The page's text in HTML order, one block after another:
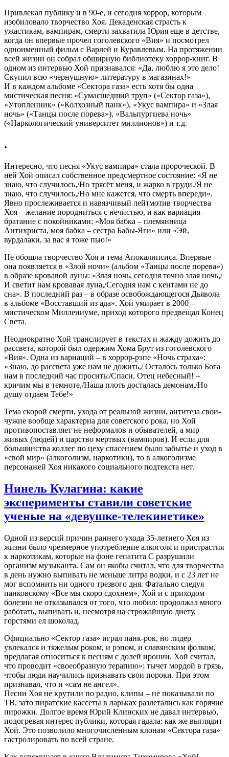
Привлекал публику и в 90-е, и сегодня хоррор, которым
изобиловало творчество Хоя. Декаденская страсть к
ужастикам, вампирам, смерти захватила Юрия еще в детстве,
когда он впервые прочел гоголевского «Вия» и посмотрел
одноименный фильм с Варлей и Куравлевым. На протяжении
всей жизни он собрал обширную библиотеку хоррор-книг. В
одном из интервью Хой признавался: «Да, люблю я это дело!
Скупил всю «чернушную» литературу в магазинах!»
И в каждом альбоме «Сектора газа» есть хотя бы одна
мистическая песня: «Сумасшедший труп» («Сектор газа»),
«Утопленник» («Колхозный панк»), «Укус вампира» и «Злая
ночь» («Танцы после порева»), «Вальпургиева ночь»
(«Наркологический университет миллионов») и т.д.
.
Интересно, что песня «Укус вампира» стала пророческой. В
ней Хой описал собственное предсмертное состояние: «Я не
знаю, что случилось,/Но трясёт меня, и жарко в груди./Я не
знаю, что случилось,/Но мне кажется, что смерть впереди».
Явно прослеживается и навязчивый лейтмотив творчества
Хоя – желание породниться с нечистью, и как вариация –
братание с покойниками: «Моя бабка – племянница
Антихриста, моя бабка – сестра Бабы-Яги» или «Эй,
вурдалаки, за вас я тоже пью!»
Не обошла творчество Хоя и тема Апокалипсиса. Впервые
она появляется в «Злой ночи» (альбом «Танцы после порева»)
в образе кровавой луны: «Злая ночь, сегодня точно злая ночь,/
И светит нам кровавая луна,/Сегодня нам с кентами не до
сна». В последний раз – в образе освобождающегося Дьявола
в альбоме «Восставший из ада». Хой умирает в 2000 –
мистическом Миллениуме, приход которого предвещал Конец
Света.
Неоднократно Хой транслирует в текстах и жажду дожить до
рассвета, которой был одержим Хома Брут из гоголевского
«Вия». Одна из вариаций – в хоррор-рэпе «Ночь страха»:
«Знаю, до рассвета уже нам не дожить,/ Осталось только Бога
нам в последний час просить:/Спаси, Отец небесный! –
кричим мы в темноте,/Наша плоть досталась демонам,/Но
душу отдаем Тебе!»
Тема скорой смерти, ухода от реальной жизни, антитеза свои-
чужие вообще характерна для советского рока, но Хой
противопоставляет не неформалов и обывателей, а мир
живых (людей) и царство мертвых (вампиров). И если для
большинства коллег по цеху спасением было забытье и уход в
«свой мир» (алкоголизм, наркотики), то в алкоголизме
персонажей Хоя никакого социального подтекста нет.
Нинель Кулагина: какие
эксперименты ставили советские
ученые на «девушке-телекинетике»
Одной из версий причин раннего ухода 35-летнего Хоя из
жизни было чрезмерное употребление алкоголя и пристрастия
к наркотикам, которые на фоне гепатита С разрушили
организм музыканта. Сам он якобы считал, что для творчества
в день нужно выпивать не меньше литра водки, и с 23 лет не
мог вспомнить ни одного трезвого дня. Фатально следуя
панковскому «Все мы скоро сдохнем», Хой и с приходом
болезни не отказывался от того, что любил: продолжал много
работать, выпивать и, несмотря на строжайшую диету,
горстями ел шоколад.
Официально «Сектор газа» играл панк-рок, но лидер
увлекался и тяжелым роком, и рэпом, и славянским фолком,
предлагая относиться к песням с долей иронии. Хой считал,
что проводит «своеобразную терапию»: тычет мордой в грязь,
чтобы люди научились признавать свои пороки. При этом
признавал, что и «сам не ангел».
Песни Хоя не крутили по радио, клипы – не показывали по
ТВ, зато пиратские кассеты в ларьках разлетались как горячие
пирожки. Долгое время Юрий Клинских не давал интервью,
подогревая интерес публики, которая гадала: как же выглядит
Хой. Это позволило многочисленным клонам «Сектора газа»
гастролировать по всей стране.